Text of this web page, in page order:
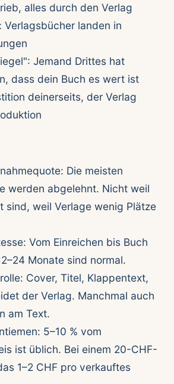
alles durch den Verlag
Verlagsbücher landen in
Jemand Drittes hat
dass dein Buch es wert ist
deinerseits, der Verlag
Die meisten
werden abgelehnt. Nicht weil
sind, weil Verlage wenig Plätze
Vom Einreichen bis Buch
Monate sind normal.
Cover, Titel, Klappentext,
der Verlag. Manchmal auch
am Text.
5–10 % vom
ist üblich. Bei einem 20-CHF-
1–2 CHF pro verkauftes